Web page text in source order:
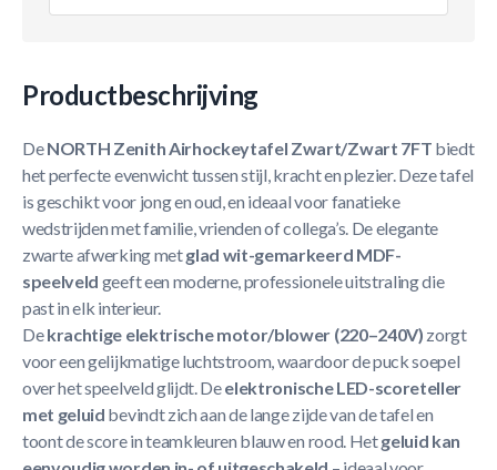
Productbeschrijving
DeNORTH Zenith Airhockeytafel Zwart/Zwart 7FT biedt
het perfecte evenwicht tussen stijl, kracht en plezier. Deze tafel
is geschikt voor jong en oud, en ideaal voor fanatieke
wedstrijden met familie, vrienden of collega’s. De elegante
zwarte afwerking metglad wit-gemarkeerd MDF-
speelveld geeft een moderne, professionele uitstraling die
past in elk interieur.
Dekrachtige elektrische motor/blower (220–240V) zorgt
voor een gelijkmatige luchtstroom, waardoor de puck soepel
over het speelveld glijdt. Deelektronische LED-scoreteller
met geluid bevindt zich aan de lange zijde van de tafel en
toont de score in teamkleuren blauw en rood. Hetgeluid kan